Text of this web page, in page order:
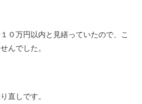
０万円以内と見繕っていたので、こ
んでした。
直しです。